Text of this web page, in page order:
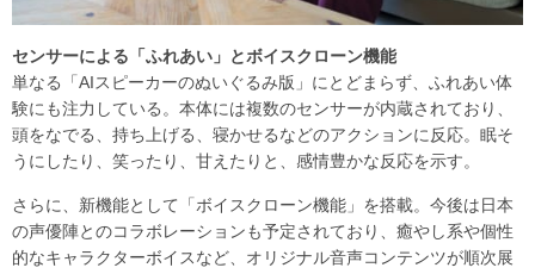
センサーによる「ふれあい」とボイスクローン機能
単なる「AIスピーカーのぬいぐるみ版」にとどまらず、ふれあい体
験にも注力している。本体には複数のセンサーが内蔵されており、
頭をなでる、持ち上げる、寝かせるなどのアクションに反応。眠そ
うにしたり、笑ったり、甘えたりと、感情豊かな反応を示す。
さらに、新機能として「ボイスクローン機能」を搭載。今後は日本
の声優陣とのコラボレーションも予定されており、癒やし系や個性
的なキャラクターボイスなど、オリジナル音声コンテンツが順次展